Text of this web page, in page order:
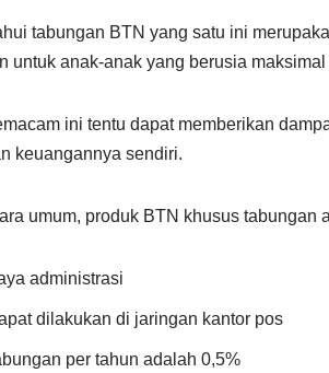
tabungan BTN yang satu ini
untuk anak-anak yang berusia maksimal
ini tentu dapat memberikan
keuangannya sendiri.
umum, produk BTN khusus
administrasi
dilakukan di jaringan kantor pos
per tahun adalah 0,5%